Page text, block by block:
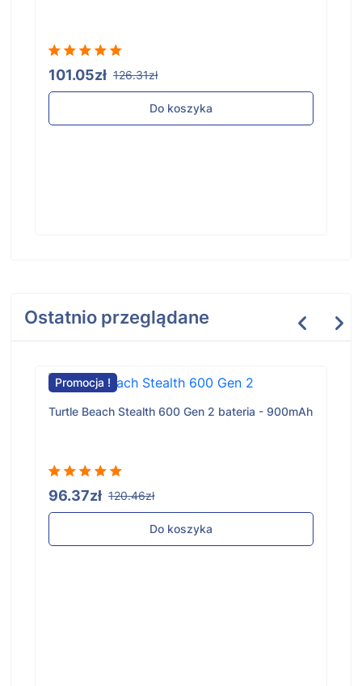
101.05zł 126.31zł
Do koszyka
Ostatnio przeglądane
Promocja !
Turtle Beach Stealth 600 Gen 2 bateria - 900mAh
96.37zł 120.46zł
Do koszyka